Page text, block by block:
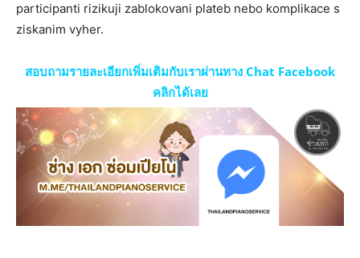
participanti rizikuji zablokovani plateb nebo komplikace s
ziskanim vyher.
สอบถามรายละเอียกเพิ่มเติมกับเราผ่านทาง Chat Facebook
คลิกได้เลย